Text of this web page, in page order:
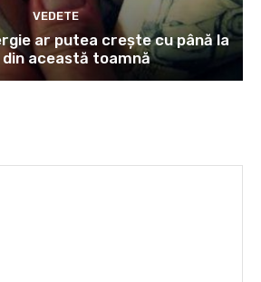
VEDETE
ar putea crește cu până la
din această toamnă